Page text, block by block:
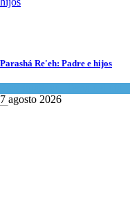
Parashá Re'eh: Padre e hijos
Espiritualidad,Tema del día
7 agosto 2026
Parashá Re'eh: Padre e hijos
7 agosto 2026